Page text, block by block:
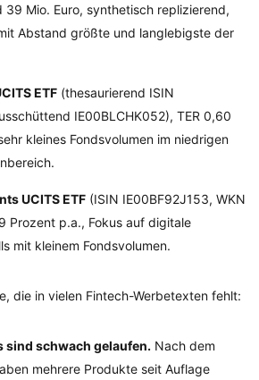
39 Mio. Euro, synthetisch replizierend,
Abstand größte und langlebigste der
ETF (thesaurierend ISIN
IE00BLCHK052), TER 0,60
kleines Fondsvolumen im niedrigen
UCITS ETF (ISIN IE00BF92J153, WKN
Prozent p.a., Fokus auf digitale
mit kleinem Fondsvolumen.
die in vielen Fintech-Werbetexten fehlt:
sind schwach gelaufen. Nach dem
mehrere Produkte seit Auflage